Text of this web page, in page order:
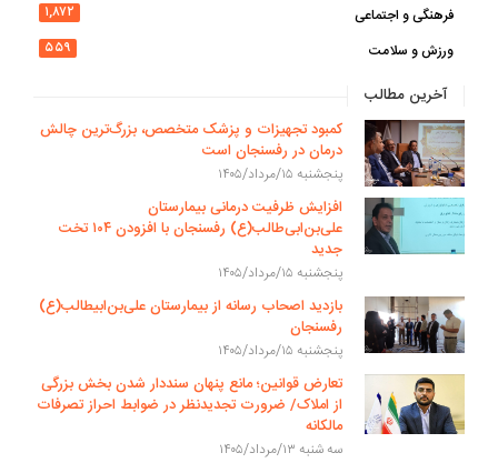
فرهنگی و اجتماعی
۱,۸۷۲
ورزش و سلامت
۵۵۹
آخرین مطالب
کمبود تجهیزات و پزشک متخصص، بزرگ‌ترین چالش
درمان در رفسنجان است
پنجشنبه ۱۵/مرداد/۱۴۰۵
افزایش ظرفیت درمانی بیمارستان
علی‌بن‌ابی‌طالب(ع) رفسنجان با افزودن ۱۰۴ تخت
جدید
پنجشنبه ۱۵/مرداد/۱۴۰۵
بازدید اصحاب رسانه از بیمارستان علی‌بن‌ابیطالب(ع)
رفسنجان
پنجشنبه ۱۵/مرداد/۱۴۰۵
تعارض قوانین؛ مانع پنهان سنددار شدن بخش بزرگی
از املاک/ ضرورت تجدیدنظر در ضوابط احراز تصرفات
مالکانه
سه شنبه ۱۳/مرداد/۱۴۰۵